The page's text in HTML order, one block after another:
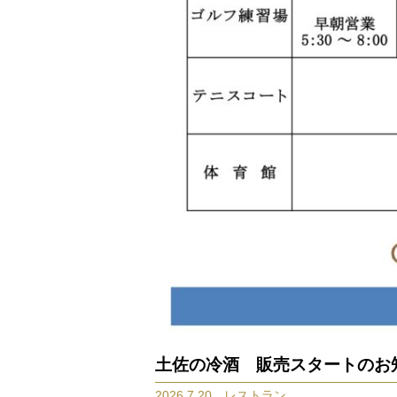
土佐の冷酒 販売スタートのお